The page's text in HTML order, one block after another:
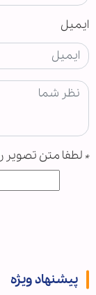
ایمیل
* لطفا متن تصویر
پیشنهاد ویژه